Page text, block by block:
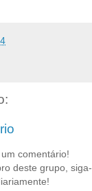
comentário!
deste grupo, siga-